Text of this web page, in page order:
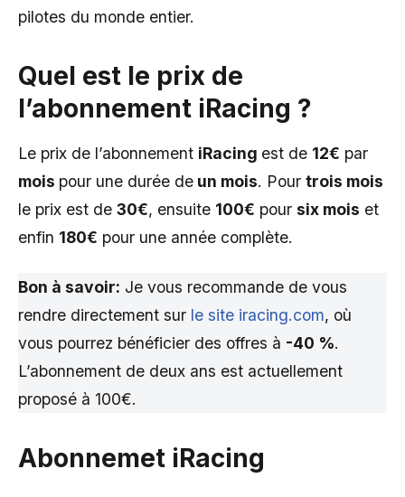
pilotes du monde entier.
Quel est le prix de
l’abonnement iRacing ?
Le prix de l’abonnement iRacing est de 12€ par
mois pour une durée de un mois. Pour trois mois
le prix est de 30€, ensuite 100€ pour six mois et
enfin 180€ pour une année complète.
Bon à savoir: Je vous recommande de vous
rendre directement sur le site iracing.com, où
vous pourrez bénéficier des offres à -40 %.
L’abonnement de deux ans est actuellement
proposé à 100€.
Abonnemet iRacing